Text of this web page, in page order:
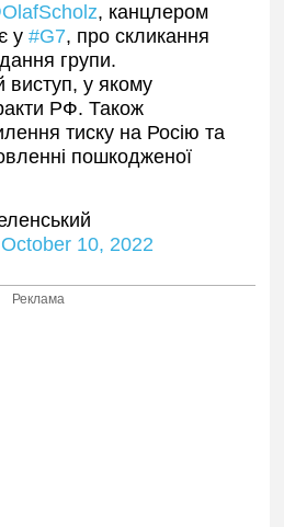
, канцлером
у#G7, про скликання
групи.
виступ, у якому
РФ. Також
тиску на Росію та
пошкодженої
October 10, 2022
Реклама